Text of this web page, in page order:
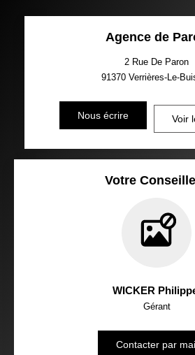
Agence de
2 Rue De Paron
91370 Verrières-Le-
Nous écrire Voir
Votre
WICKER
Gérant
Contacter par